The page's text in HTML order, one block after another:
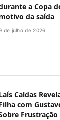
a Copa
motivo da saída
de julho de 2026
Laís Caldas
Filha com
Frustração